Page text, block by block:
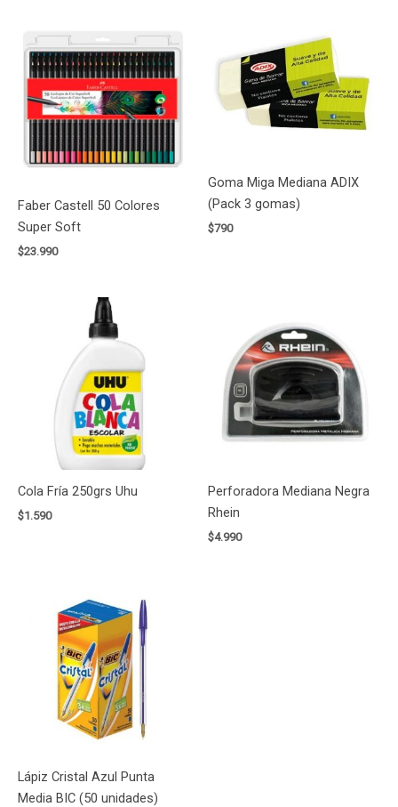
Faber Castell 50 Colores
Super Soft
$23.990
Goma Miga Mediana ADIX
(Pack 3 gomas)
$790
Cola Fría 250grs Uhu
$1.590
Perforadora Mediana Negra
Rhein
$4.990
Lápiz Cristal Azul Punta
Media BIC (50 unidades)